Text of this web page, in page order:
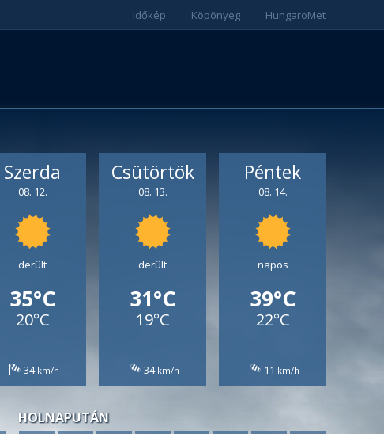
HungaroMet
Köpönyeg
Időkép
Szerda
08. 12.
derült
35°C
20°C
34
Csütörtök
08. 13.
derült
31°C
19°C
34
Péntek
08. 14.
napos
39°C
22°C
11
HOLNAPUTÁN